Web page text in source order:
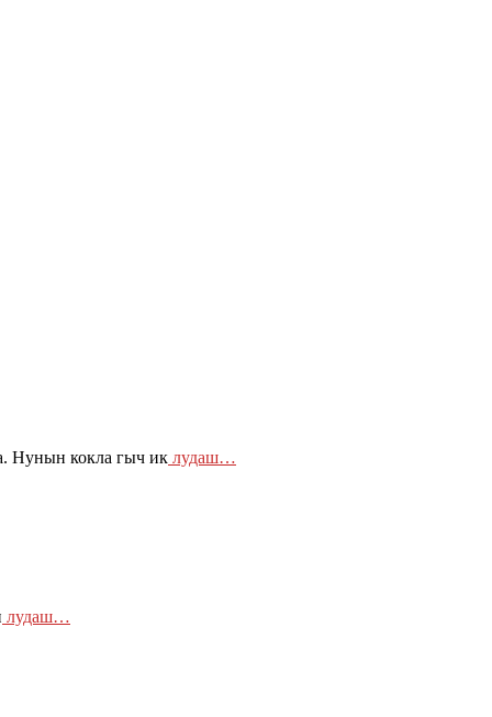
Нунын кокла гыч ик лудаш…
лудаш…